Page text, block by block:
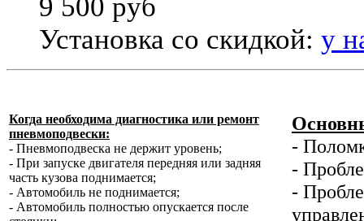
9 500 руб
Установка со скидкой: у
Когда необходима диагностика или ремонт
пневмоподвески:
- Пневмоподвеска не держит уровень;
- При запуске двигателя передняя или задняя
часть кузова поднимается;
- Автомобиль не поднимается;
- Автомобиль полностью опускается после
-
-
-